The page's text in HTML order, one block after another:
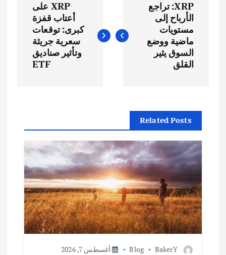
ص
م
ق
XRP: تراجع
الأرباح إلى
مستويات
ماضية ووضع
السوق يثير
القلق
XRP على
أعتاب قفزة
كبرى: توقعات
سعرية جريئة
وتأثير صناديق
ETF
Related Posts
BakerY
Blog أغسطس 7, 2026